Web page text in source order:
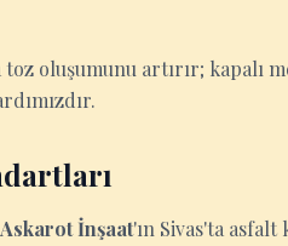
toz oluşumunu artırır; kapalı
Askarot İnşaat'ın Sivas'ta